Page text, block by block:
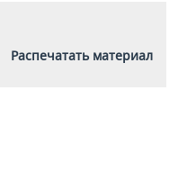
Распечатать материал